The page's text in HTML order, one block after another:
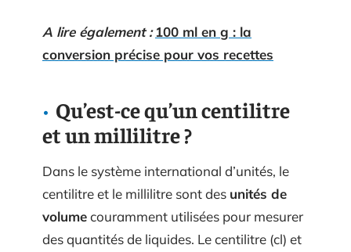
A lire également : 100 ml en g : la
conversion précise pour vos recettes
Qu’est-ce qu’un centilitre
et un millilitre ?
Dans le système international d’unités, le
centilitre et le millilitre sont des unités de
volumecouramment utilisées pour mesurer
des quantités de liquides. Le centilitre (cl) et